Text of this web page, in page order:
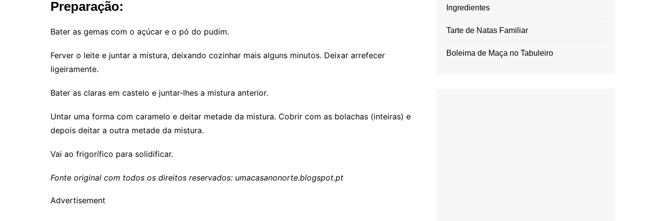
Preparação:
Bater as gemas com o açúcar e o pó do pudim.
Ferver o leite e juntar a mistura, deixando cozinhar mais alguns minutos. Deixar arrefecer
ligeiramente.
Bater as claras em castelo e juntar-lhes a mistura anterior.
Untar uma forma com caramelo e deitar metade da mistura. Cobrir com as bolachas (inteiras) e
depois deitar a outra metade da mistura.
Vai ao frigorífico para solidificar.
Fonte original com todos os direitos reservados: umacasanonorte.blogspot.pt
Advertisement
Ingredientes
Tarte de Natas Familiar
Boleima de Maça no Tabuleiro